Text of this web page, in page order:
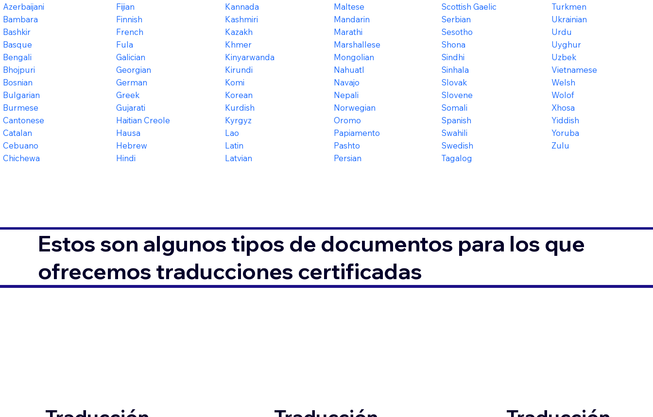
Azerbaijani
Bambara
Bashkir
Basque
Bengali
Bhojpuri
Bosnian
Bulgarian
Burmese
Cantonese
Catalan
Cebuano
Chichewa
Fijian
Finnish
French
Fula
Galician
Georgian
German
Greek
Gujarati
Haitian Creole
Hausa
Hebrew
Hindi
Kannada
Kashmiri
Kazakh
Khmer
Kinyarwanda
Kirundi
Komi
Korean
Kurdish
Kyrgyz
Lao
Latin
Latvian
Maltese
Mandarin
Marathi
Marshallese
Mongolian
Nahuatl
Navajo
Nepali
Norwegian
Oromo
Papiamento
Pashto
Persian
Scottish Gaelic
Serbian
Sesotho
Shona
Sindhi
Sinhala
Slovak
Slovene
Somali
Spanish
Swahili
Swedish
Tagalog
Turkmen
Ukrainian
Urdu
Uyghur
Uzbek
Vietnamese
Welsh
Wolof
Xhosa
Yiddish
Yoruba
Zulu
Estos son algunos tipos de documentos para los que
ofrecemos traducciones certificadas